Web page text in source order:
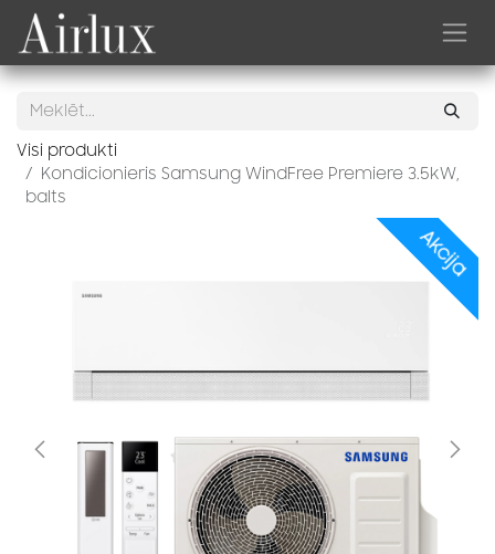
Skip to Content
Visi produkti
Kondicionieris Samsung WindFree Premiere 3.5kW,
balts
Akcija